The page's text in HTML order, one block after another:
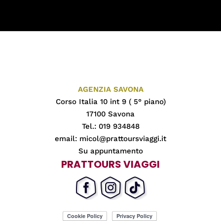
AGENZIA SAVONA
Corso Italia 10 int 9 ( 5° piano)
17100 Savona
Tel.: 019 934848
email: micol@prattoursviaggi.it
Su appuntamento
PRATTOURS VIAGGI